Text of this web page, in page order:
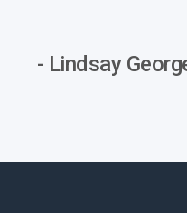
- Lindsay